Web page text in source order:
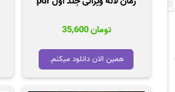
تومان35,600
همین الان دانلود میکنم.